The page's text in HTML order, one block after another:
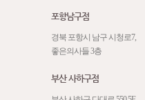
포항남구점
경북 포항시 남구 시청로7,
좋은의사들 3층
부산 사하구점